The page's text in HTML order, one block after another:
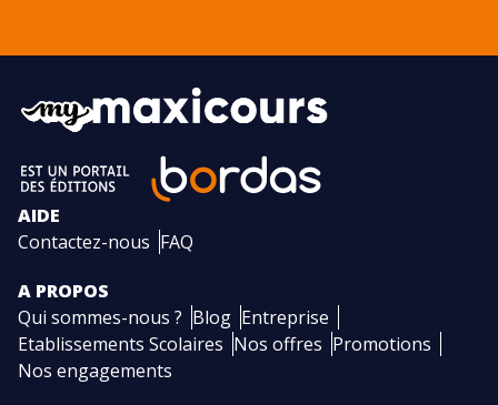
AIDE
Contactez-nous FAQ
A PROPOS
Qui sommes-nous ? Blog Entreprise
Etablissements Scolaires Nos offres Promotions
Nos engagements